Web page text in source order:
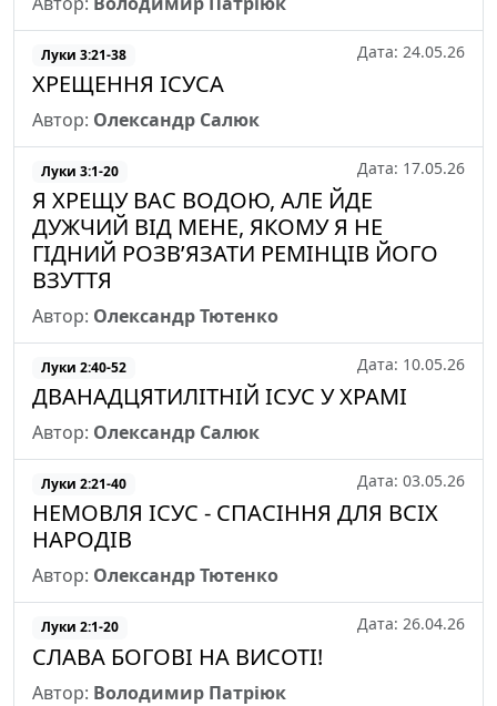
Луки 3:21-38 Дата: 24.05.26
ХРЕЩЕННЯ ІСУСА
Автор: Олександр Салюк
Луки 3:1-20 Дата: 17.05.26
Я ХРЕЩУ ВАС ВОДОЮ, АЛЕ ЙДЕ
ДУЖЧИЙ ВІД МЕНЕ, ЯКОМУ Я НЕ
ГІДНИЙ РОЗВ’ЯЗАТИ РЕМІНЦІВ ЙОГО
ВЗУТТЯ
Автор: Олександр Тютенко
Луки 2:40-52 Дата: 10.05.26
ДВАНАДЦЯТИЛІТНІЙ ІСУС У ХРАМІ
Автор: Олександр Салюк
Луки 2:21-40 Дата: 03.05.26
НЕМОВЛЯ ІСУС - СПАСІННЯ ДЛЯ ВСІХ
НАРОДІВ
Автор: Олександр Тютенко
Луки 2:1-20 Дата: 26.04.26
СЛАВА БОГОВІ НА ВИСОТІ!
Автор: Володимир Патріюк